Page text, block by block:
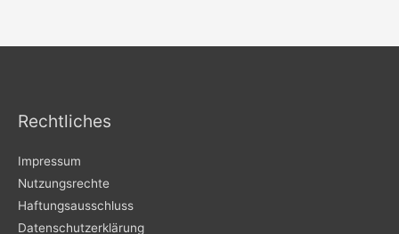
Rechtliches
Impressum
Nutzungsrechte
Haftungsausschluss
Datenschutzerklärung